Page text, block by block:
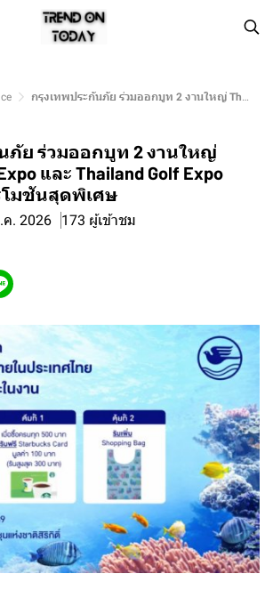
กรุงเทพประกันภัย ร่วมออกบูท 2 งานใหญ่ Thailand Dive Expo และ Thailand Golf Expo พร้อมมอบโปรโมชันสุดพิเศษ
ภัย ร่วมออกบูท 2 งานใหญ่
และ Thailand Golf Expo
มชันสุดพิเศษ
. 2026 173 ผู้เข้าชม